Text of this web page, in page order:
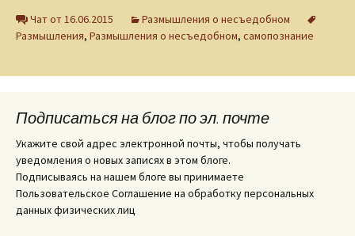
Чат от 16.06.2015
Размышления о несъедобном
Размышления, Размышления о несъедобном, самопознание
Подписаться на блог по эл. почте
Укажите свой адрес электронной почты, чтобы получать
уведомления о новых записях в этом блоге.
Подписываясь на нашем блоге вы принимаете
Пользовательское Соглашение на обработку персональных
данных физических лиц